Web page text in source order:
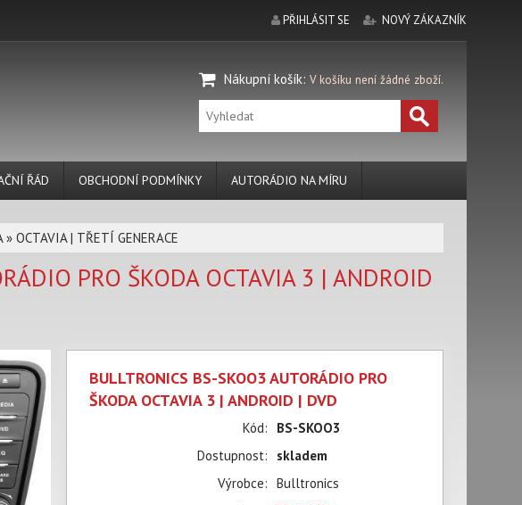
PŘIHLÁSIT SE NOVÝ ZÁKAZNÍK
Nákupní košík: V košíku není žádné zboží.
ŘÁD OBCHODNÍ PODMÍNKY AUTORÁDIO NA MÍRU
» OCTAVIA | TŘETÍ GENERACE
PRO ŠKODA OCTAVIA 3 | ANDROID
BULLTRONICS BS-SKOO3 AUTORÁDIO PRO
ŠKODA OCTAVIA 3 | ANDROID | DVD
Kód:
BS-SKOO3
Dostupnost:
skladem
Výrobce: Bulltronics